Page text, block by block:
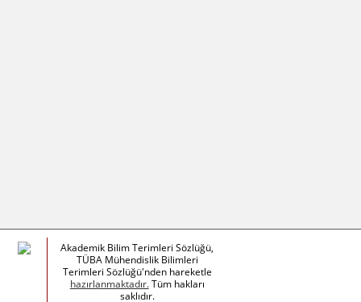
Akademik Bilim Terimleri Sözlüğü,
TÜBA Mühendislik Bilimleri
Terimleri Sözlüğü'nden hareketle
hazırlanmaktadır.Tüm hakları
saklıdır.